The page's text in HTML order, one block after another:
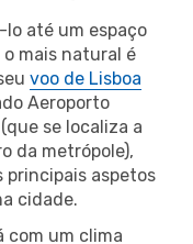
lo até um espaço
o mais natural é
voo de Lisboa
Aeroporto
se localiza a
da metrópole),
principais aspetos
cidade.
com um clima